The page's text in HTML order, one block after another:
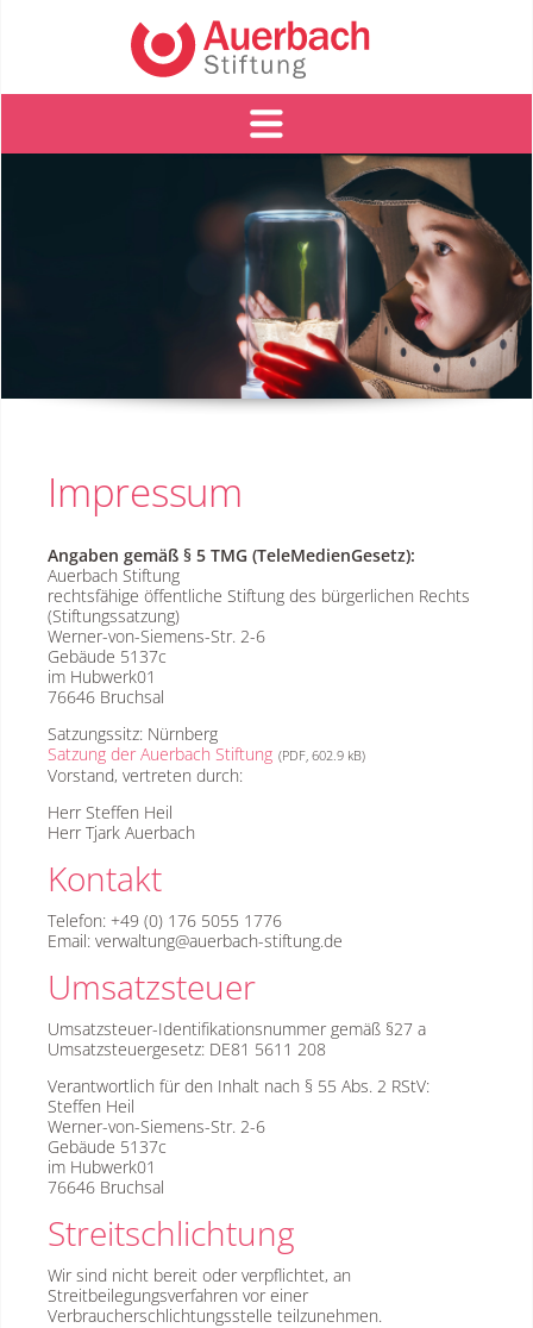
Impressum
Angaben gemäß § 5 TMG (TeleMedienGesetz):
Auerbach Stiftung
rechtsfähige öffentliche Stiftung des bürgerlichen Rechts
(Stiftungssatzung)
Werner-von-Siemens-Str. 2-6
Gebäude 5137c
im Hubwerk01
76646 Bruchsal
Satzungssitz: Nürnberg
Satzung der Auerbach Stiftung (PDF, 602.9 kB)
Vorstand, vertreten durch:
Herr Steffen Heil
Herr Tjark Auerbach
Kontakt
Telefon: +49 (0) 176 5055 1776
Email: verwaltung@auerbach-stiftung.de
Umsatzsteuer
Umsatzsteuer-Identifikationsnummer gemäß §27 a
Umsatzsteuergesetz: DE81 5611 208
Verantwortlich für den Inhalt nach § 55 Abs. 2 RStV:
Steffen Heil
Werner-von-Siemens-Str. 2-6
Gebäude 5137c
im Hubwerk01
76646 Bruchsal
Streitschlichtung
Wir sind nicht bereit oder verpflichtet, an
Streitbeilegungsverfahren vor einer
Verbraucherschlichtungsstelle teilzunehmen.